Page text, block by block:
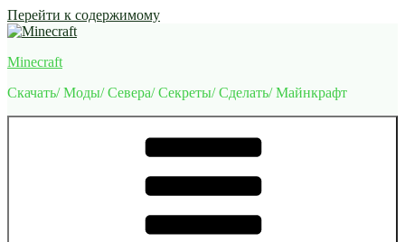
Перейти к содержимому
Minecraft
Скачать/ Моды/ Севера/ Секреты/ Сделать/ Майнкрафт